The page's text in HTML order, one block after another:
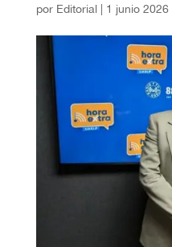
por Editorial| 1 junio 2026|